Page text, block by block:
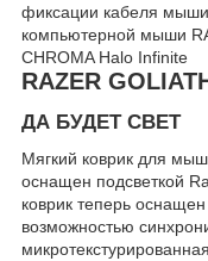
фиксации кабеля
компьютерной мыши
CHROMA Halo Infinite
RAZER
ДА БУДЕТ СВЕТ
Мягкий коврик для
оснащен подсветкой
коврик теперь
возможностью